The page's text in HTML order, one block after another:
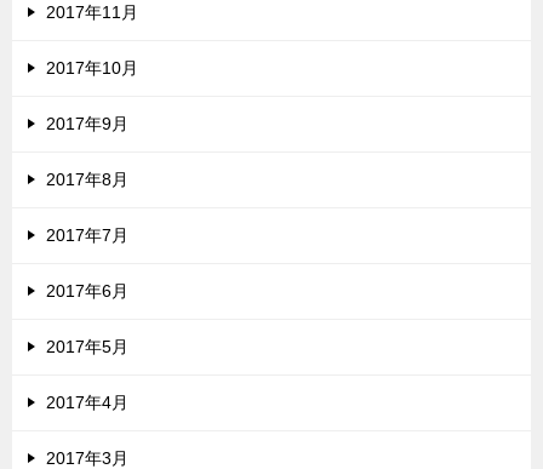
2017年11月
2017年10月
2017年9月
2017年8月
2017年7月
2017年6月
2017年5月
2017年4月
2017年3月